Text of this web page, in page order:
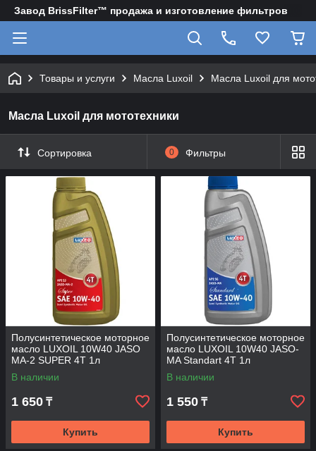
Завод BrissFilter™ продажа и изготовление фильтров
Товары и услуги Масла Luxoil Масла Luxoil для
Масла Luxoil для мототехники
Сортировка 0 Фильтры
Полусинтетическое моторное
масло LUXOIL 10W40 JASO
MA-2 SUPER 4T 1л
В наличии
1 650 ₸
Купить
Полусинтетическое моторное
масло LUXOIL 10W40 JASO-
MA Standart 4T 1л
В наличии
1 550 ₸
Купить